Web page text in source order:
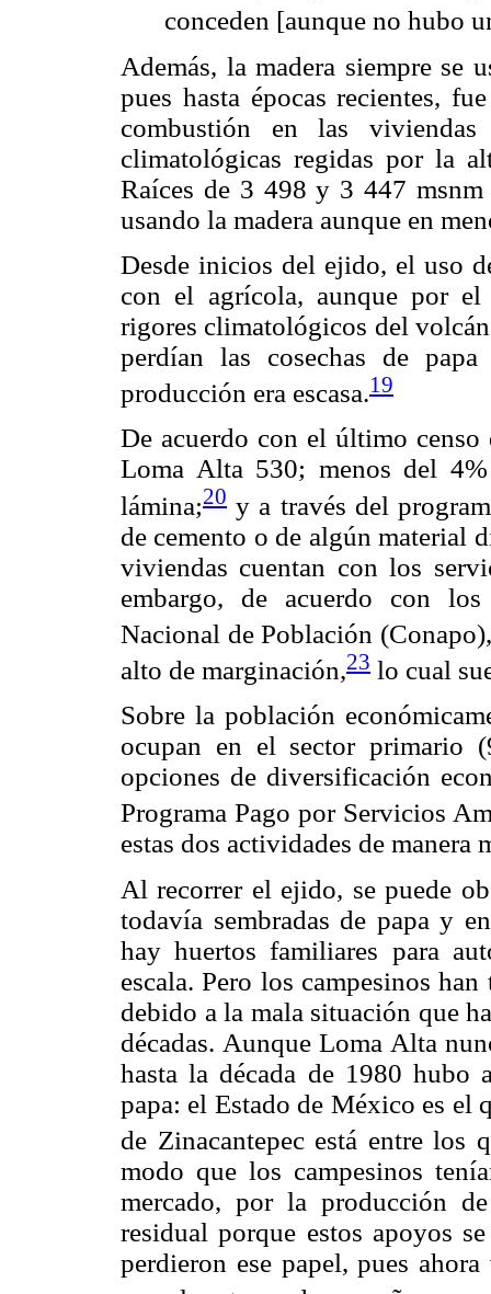
conceden [aunque no hubo
Además, la madera siempre se
pues hasta épocas recientes,
combustión en las
climatológicas regidas por la
Raíces de 3 498 y 3 447 msnm
usando la madera aunque en
Desde inicios del ejido, el uso
con el agrícola, aunque por
rigores climatológicos del
perdían las cosechas de
producción era escasa.19
De acuerdo con el último
Loma Alta 530; menos del
lámina;20 y a través del
de cemento o de algún material
viviendas cuentan con los
embargo, de acuerdo con
Nacional de Población (Conapo),
alto de marginación,23 lo cual
Sobre la población
ocupan en el sector primario
opciones de diversificación
Programa Pago por Servicios
estas dos actividades de manera
Al recorrer el ejido, se puede
todavía sembradas de papa y
hay huertos familiares para
escala. Pero los campesinos
debido a la mala situación que
décadas. Aunque Loma Alta
hasta la década de 1980
papa: el Estado de México es
de Zinacantepec está entre los
modo que los campesinos
mercado, por la producción
residual porque estos apoyos
perdieron ese papel, pues